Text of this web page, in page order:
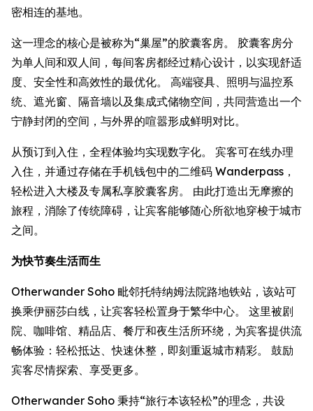
密相连的基地。
这一理念的核心是被称为“巢屋”的胶囊客房。 胶囊客房分
为单人间和双人间，每间客房都经过精心设计，以实现舒适
度、安全性和高效性的最优化。 高端寝具、照明与温控系
统、遮光窗、隔音墙以及集成式储物空间，共同营造出一个
宁静封闭的空间，与外界的喧嚣形成鲜明对比。
从预订到入住，全程体验均实现数字化。 宾客可在线办理
入住，并通过存储在手机钱包中的二维码 Wanderpass，
轻松进入大楼及专属私享胶囊客房。 由此打造出无摩擦的
旅程，消除了传统障碍，让宾客能够随心所欲地穿梭于城市
之间。
为快节奏生活而生
Otherwander Soho 毗邻托特纳姆法院路地铁站，该站可
换乘伊丽莎白线，让宾客轻松置身于繁华中心。 这里被剧
院、咖啡馆、精品店、餐厅和夜生活所环绕，为宾客提供流
畅体验：轻松抵达、快速休整，即刻重返城市精彩。 鼓励
宾客尽情探索、享受更多。
Otherwander Soho 秉持“旅行本该轻松”的理念，共设